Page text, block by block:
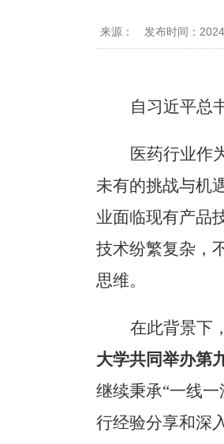
来源： 发布时间：
自习近平总
医药行业作
未有的挑战与机
业面临现有产品
技术纷繁复杂，
思维。
在此背景下，
大学共同举办第
继续秉承“一线
行经验分享和深